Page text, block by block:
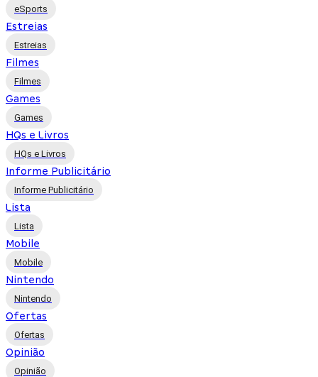
eSports
Estreias
Estreias
Filmes
Filmes
Games
Games
HQs e Livros
HQs e Livros
Informe Publicitário
Informe Publicitário
Lista
Lista
Mobile
Mobile
Nintendo
Nintendo
Ofertas
Ofertas
Opinião
Opinião